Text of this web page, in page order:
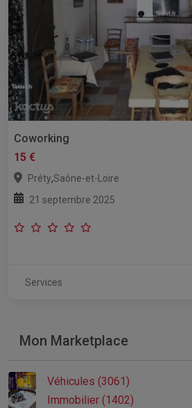
Coworking
15 €
Préty,Saône-et-Loire
21 septembre 2025
Services
Mon Marketplace
Véhicules (3061)
Immobilier (1402)